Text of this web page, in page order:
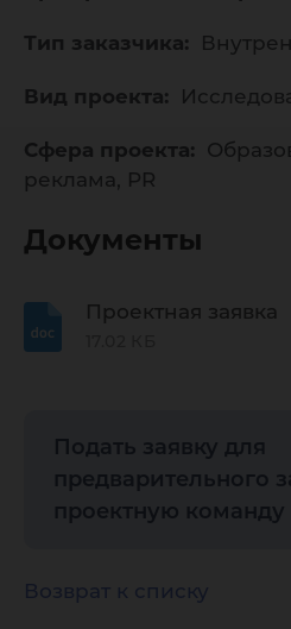
Тип заказчика:
Вид проекта:
Сфера проекта:
реклама, PR
Документы
Проектная заявка
Подать заявку для
предварительного
проектную команду
Возврат к списку